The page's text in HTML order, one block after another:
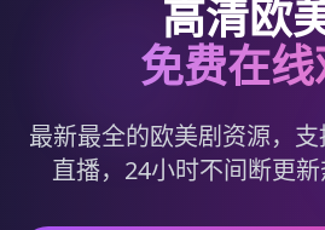
高清欧
免费在
最新最全的欧美剧资源，
直播，24小时不间断更